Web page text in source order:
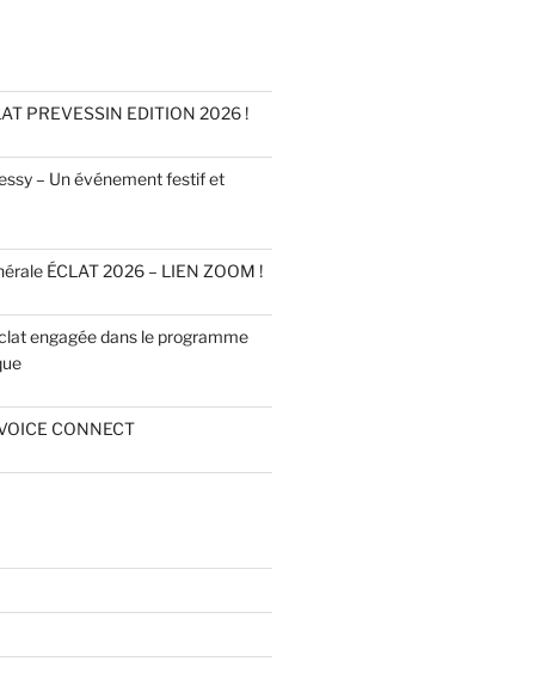
PREVESSIN EDITION 2026 !
– Un événement festif et
ÉCLAT 2026 – LIEN ZOOM !
engagée dans le programme
CONNECT